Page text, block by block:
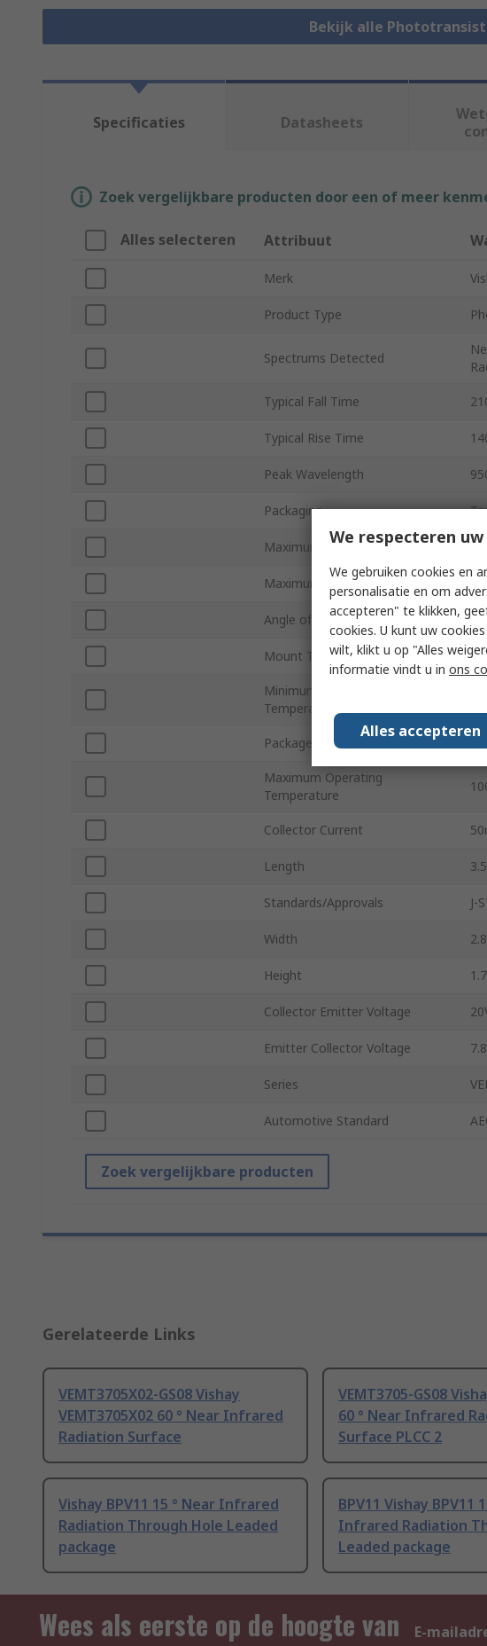
Bekijk alle
Specificaties Datasheets
Zoek vergelijkbare producten door een of meer
Alles selecteren Attribuut
Merk
Product Type
Spectrums Detected
Typical Fall Time
Typical Rise Time
Peak Wavelength
Packaging
Maximum Light Current
Maximum Dark Current
Angle of Half Sensitivity 60
Mount Type
Minimum Operating
Temperature
Package Type
Maximum Operating
Temperature
Collector Current
Length
Standards/Approvals J-
Width
Height
Collector Emitter Voltage
Emitter Collector Voltage
Series
Automotive Standard
Zoek vergelijkbare producten
Gerelateerde Links
VEMT3705X02-GS08 Vishay
VEMT3705X02 60 ° Near Infrared
Radiation Surface
VEMT3705-GS08
60 ° Near Infrared
Surface PLCC 2
Vishay BPV11 15 ° Near Infrared
Radiation Through Hole Leaded
package
BPV11 Vishay BPV11
Infrared Radiation
Leaded package
Wees als eerste op de hoogte van
E-
We respecteren
We gebruiken cookies en
personalisatie en om
accepteren" te klikken,
cookies. U kunt uw
wilt, klikt u op "Alles
informatie vindt u in ons
Alles accepteren